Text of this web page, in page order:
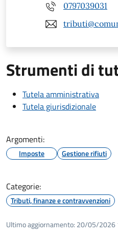
0797039031
Strumenti di
Tutela amministrativa
Tutela giurisdizionale
Argomenti:
Imposte Gestione rifiuti
Categorie:
Tributi, finanze e contravvenzioni
Ultimo aggiornamento: 20/05/2026